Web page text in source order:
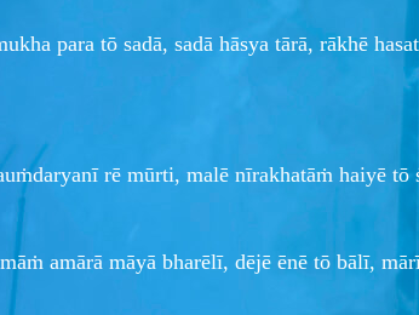
para tō sadā, sadā hāsya tārā, rākhē
rē mūrti, malē nīrakhatāṁ haiyē
amārā māyā bharēlī, dējē ēnē tō bālī,